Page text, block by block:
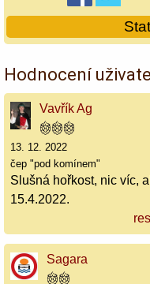
Hodnocení
Vavřík Ag
13. 12. 2022
čep "pod komínem"
Slušná hořkost, nic víc,
15.4.2022.
Sagara